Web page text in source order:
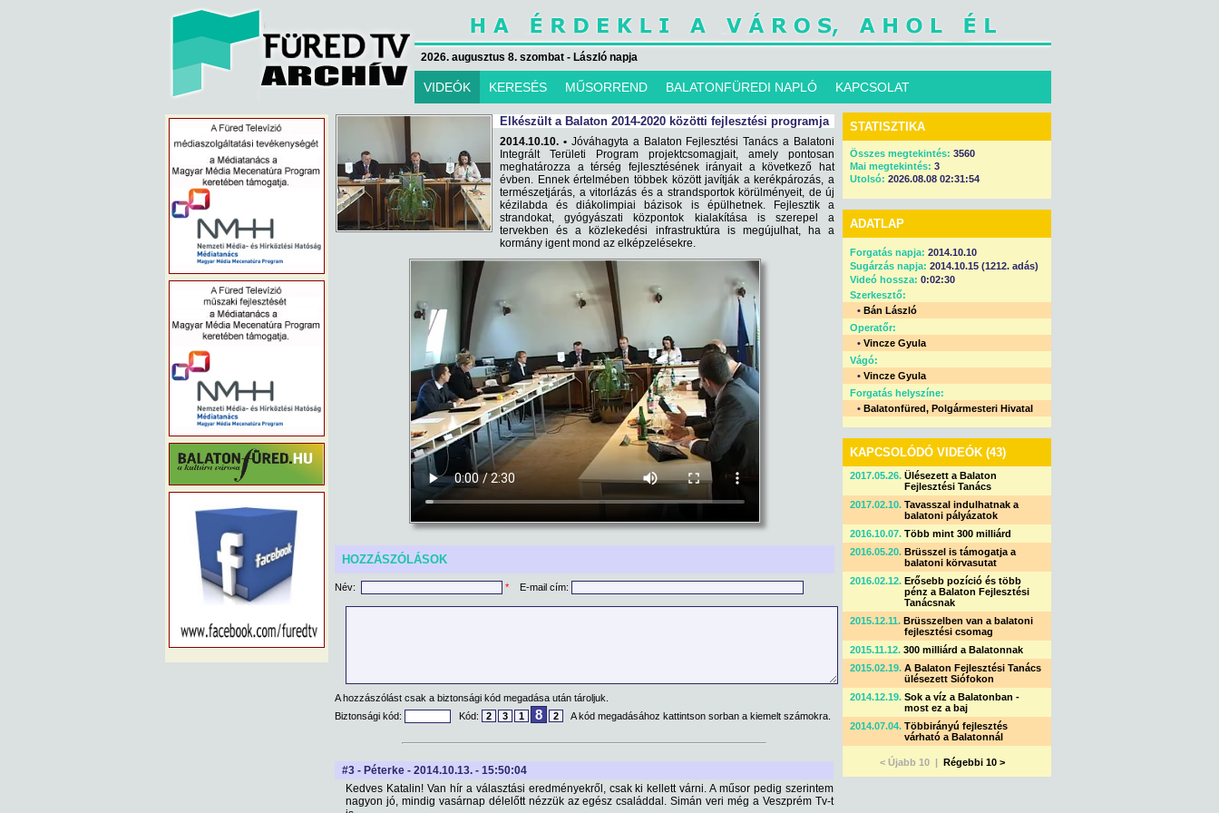
2026. augusztus 8. szombat - László napja
VIDEÓK KERESÉS MŰSORREND BALATONFÜREDI NAPLÓ KAPCSOLAT
Elkészült a Balaton 2014-2020 közötti fejlesztési programja
2014.10.10. •Jóváhagyta a Balaton Fejlesztési Tanács a Balatoni
Integrált Területi Program projektcsomagjait, amely pontosan
meghatározza a térség fejlesztésének irányait a következő hat
évben. Ennek értelmében többek között javítják a kerékpározás, a
természetjárás, a vitorlázás és a strandsportok körülményeit, de új
kézilabda és diákolimpiai bázisok is épülhetnek. Fejlesztik a
strandokat, gyógyászati központok kialakítása is szerepel a
tervekben és a közlekedési infrastruktúra is megújulhat, ha a
kormány igent mond az elképzelésekre.
HOZZÁSZÓLÁSOK
Név: * E-mail cím:
A hozzászólást csak a biztonsági kód megadása után tároljuk.
Biztonsági kód:
Kód: 2 3 1 8 2 A kód megadásához kattintson sorban a kiemelt számokra.
#3 - Péterke - 2014.10.13. - 15:50:04
Kedves Katalin! Van hír a választási eredményekről, csak ki kellett várni. A műsor pedig szerintem
nagyon jó, mindig vasárnap délelőtt nézzük az egész családdal. Simán veri még a Veszprém Tv-t
STATISZTIKA
Összes megtekintés: 3560
Mai megtekintés: 3
Utolsó: 2026.08.08 02:31:54
ADATLAP
Forgatás napja: 2014.10.10
Sugárzás napja: 2014.10.15 (1212. adás)
Videó hossza: 0:02:30
Szerkesztő:
• Bán László
Operatőr:
• Vincze Gyula
Vágó:
• Vincze Gyula
Forgatás helyszíne:
• Balatonfüred, Polgármesteri Hivatal
KAPCSOLÓDÓ VIDEÓK (43)
2017.05.26. Ülésezett a Balaton
Fejlesztési Tanács
2017.02.10. Tavasszal indulhatnak a
balatoni pályázatok
2016.10.07. Több mint 300 milliárd
2016.05.20. Brüsszel is támogatja a
balatoni körvasutat
2016.02.12. Erősebb pozíció és több
pénz a Balaton Fejlesztési
Tanácsnak
2015.12.11. Brüsszelben van a balatoni
fejlesztési csomag
2015.11.12. 300 milliárd a Balatonnak
2015.02.19. A Balaton Fejlesztési Tanács
ülésezett Siófokon
2014.12.19. Sok a víz a Balatonban -
most ez a baj
2014.07.04. Többirányú fejlesztés
várható a Balatonnál
< Újabb 10 | Régebbi 10 >